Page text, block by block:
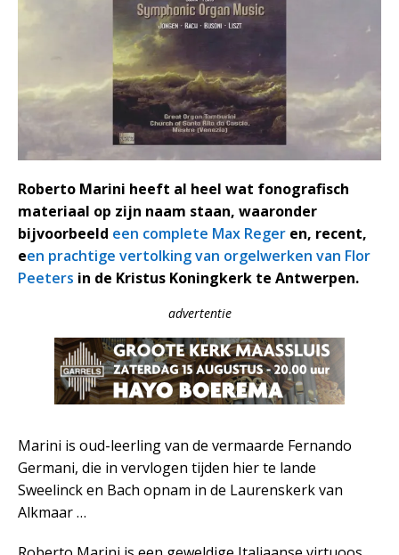
Roberto Marini heeft al heel wat fonografisch
materiaal op zijn naam staan, waaronder
bijvoorbeeld een complete Max Reger en, recent,
een prachtige vertolking van orgelwerken van Flor
Peeters in de Kristus Koningkerk te Antwerpen.
advertentie
Marini is oud-leerling van de vermaarde Fernando
Germani, die in vervlogen tijden hier te lande
Sweelinck en Bach opnam in de Laurenskerk van
Alkmaar …